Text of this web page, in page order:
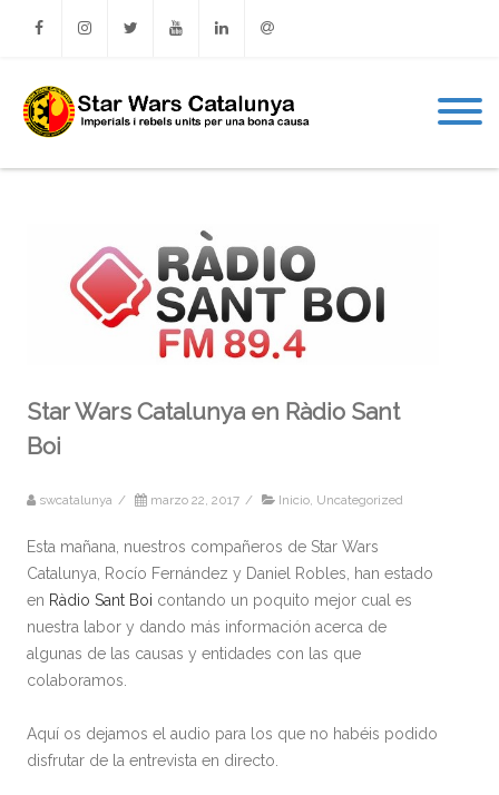
Facebook
Star Wars Catalunya en Ràdio Sant
Boi
swcatalunya / marzo 22, 2017 / Inicio Uncategorized
Esta mañana, nuestros compañeros de Star Wars
Catalunya, Rocío Fernández y Daniel Robles, han estado
en Ràdio Sant Boi contando un poquito mejor cual es
nuestra labor y dando más información acerca de
algunas de las causas y entidades con las que
colaboramos.
Aquí os dejamos el audio para los que no habéis podido
disfrutar de la entrevista en directo.